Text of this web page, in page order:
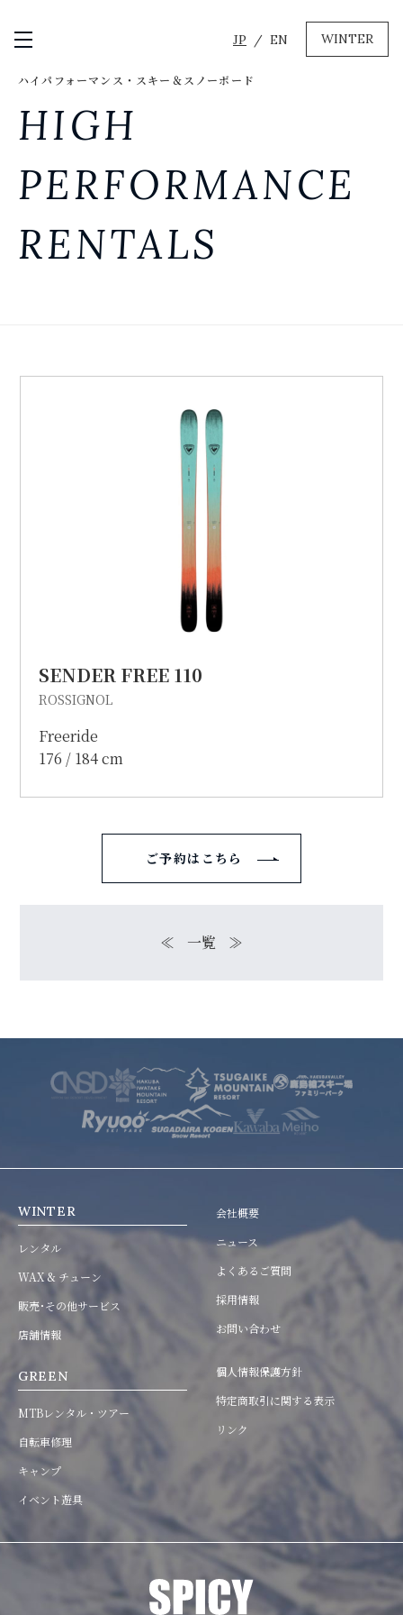
メニュー開閉 JP EN WINTER
GREEN
キャンプ イベント遊具
WINTER
特定商取引に関する表示
ハイパフォーマンス・スキー＆スノーボード
HIGH
PERFORMANCE
RENTALS
SENDER FREE 110
ROSSIGNOL
Freeride
176 / 184 cm
ご予約はこちら
≪ 一覧 ≫
WINTER
レンタル
WAX & チューン
販売･その他サービス
店舗情報
GREEN
MTBレンタル・ツアー
自転車修理
キャンプ
イベント遊具
会社概要
ニュース
よくあるご質問
採用情報
お問い合わせ
個人情報保護方針
特定商取引に関する表示
リンク